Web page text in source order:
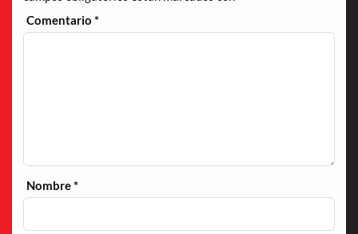
Comentario*
Nombre*